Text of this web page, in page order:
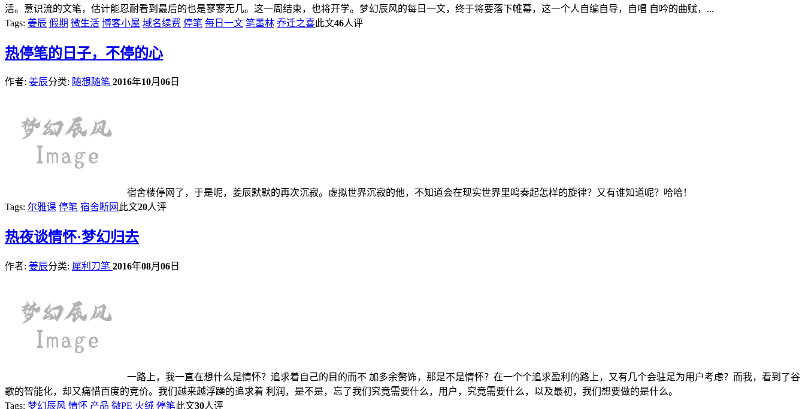
活。意识流的文笔，估计能忍耐看到最后的也是寥寥无几。这一周结束，也将开学。梦幻辰风的每日一文，终于将要落下帷幕，这一个人自编自导，自唱 自吟的曲赋，...
Tags: 姜辰 假期 微生活 博客小屋 域名续费 停笔 每日一文 笔墨林 乔迁之喜此文46人评
热停笔的日子，不停的心
作者: 姜辰分类: 随想随笔 2016年10月 06 日
宿舍楼停网了，于是呢，姜辰默默的再次沉寂。虚拟世界沉寂的他，不知道会在现实世界里鸣奏起怎样的旋律？又有谁知道呢？哈哈！
Tags: 尔雅课 停笔 宿舍断网 此文20人评
热夜谈情怀·梦幻归去
作者: 姜辰分类: 犀利刀笔 2016年08月 06 日
一路上，我一直在想什么是情怀？追求着自己的目的而不 加多余赘饰，那是不是情怀？在一个个追求盈利的路上，又有几个会驻足为用户考虑？而我，看到了谷
歌的智能化，却又痛惜百度的竞价。我们越来越浮躁的追求着 利润，是不是，忘了我们究竟需要什么，用户，究竟需要什么，以及最初，我们想要做的是什么。
Tags: 梦幻辰风 情怀 产品 微PE 火绒 停笔此文30人评